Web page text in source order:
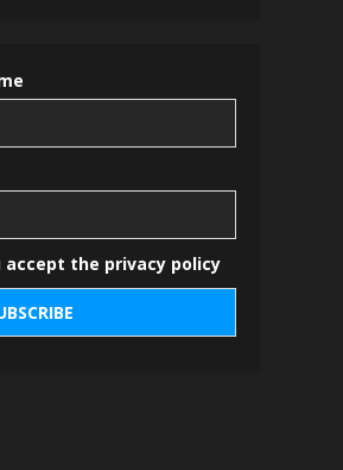
the privacy policy